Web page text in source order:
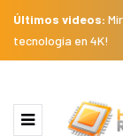
Últimos videos:
tecnología en 4K!